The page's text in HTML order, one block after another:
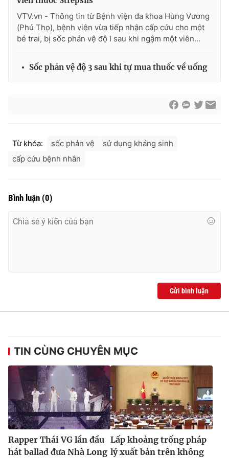
Cơ quan báo chí:Thời báo VTV
Giấy phép hoạt động báo in và báo điện tử số 483/GP-BTTTT
Phó Tổng Biên tập:
Tổng đài VTV:024.38 355 931 - 024.38 355 932
® Cấm sao chép dưới mọi hình thức nếu không có sự chấp
thuận bằng văn bản. Ghi rõ nguồn VTV.vn khi phát hành lại
thông tin từ website này.
VTV.vn - Thông tin từ Bệnh viện đa khoa Hùng Vương
(Phú Thọ), bệnh viện vừa tiếp nhận cấp cứu cho một
bé trai, bị sốc phản vệ độ I sau khi ngậm một viên...
Sốc phản vệ độ 3 sau khi tự mua thuốc về uống
Từ khóa: sốc phản vệ
sử dụng kháng sinh
cấp cứu bệnh nhân
Bình luận (0)
Gửi bình luận
TIN CÙNG CHUYÊN MỤC
Rapper Thái VG lần đầu
hát ballad đưa Nhà Long
Lấp khoảng trống pháp
lý xuất bản trên không